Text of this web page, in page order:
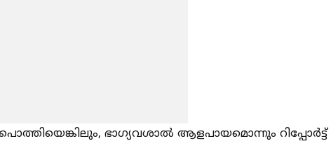
ഭാഗ്യവശാല്‍ ആളപായമൊന്നും റിപ്പോർട്ട്